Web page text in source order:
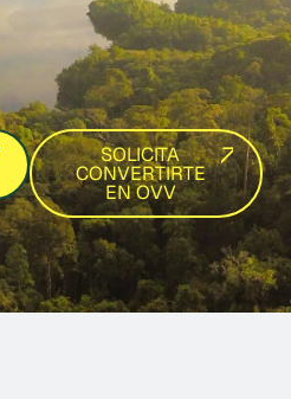
SOLICITA
CONVERTIRTE
EN OVV